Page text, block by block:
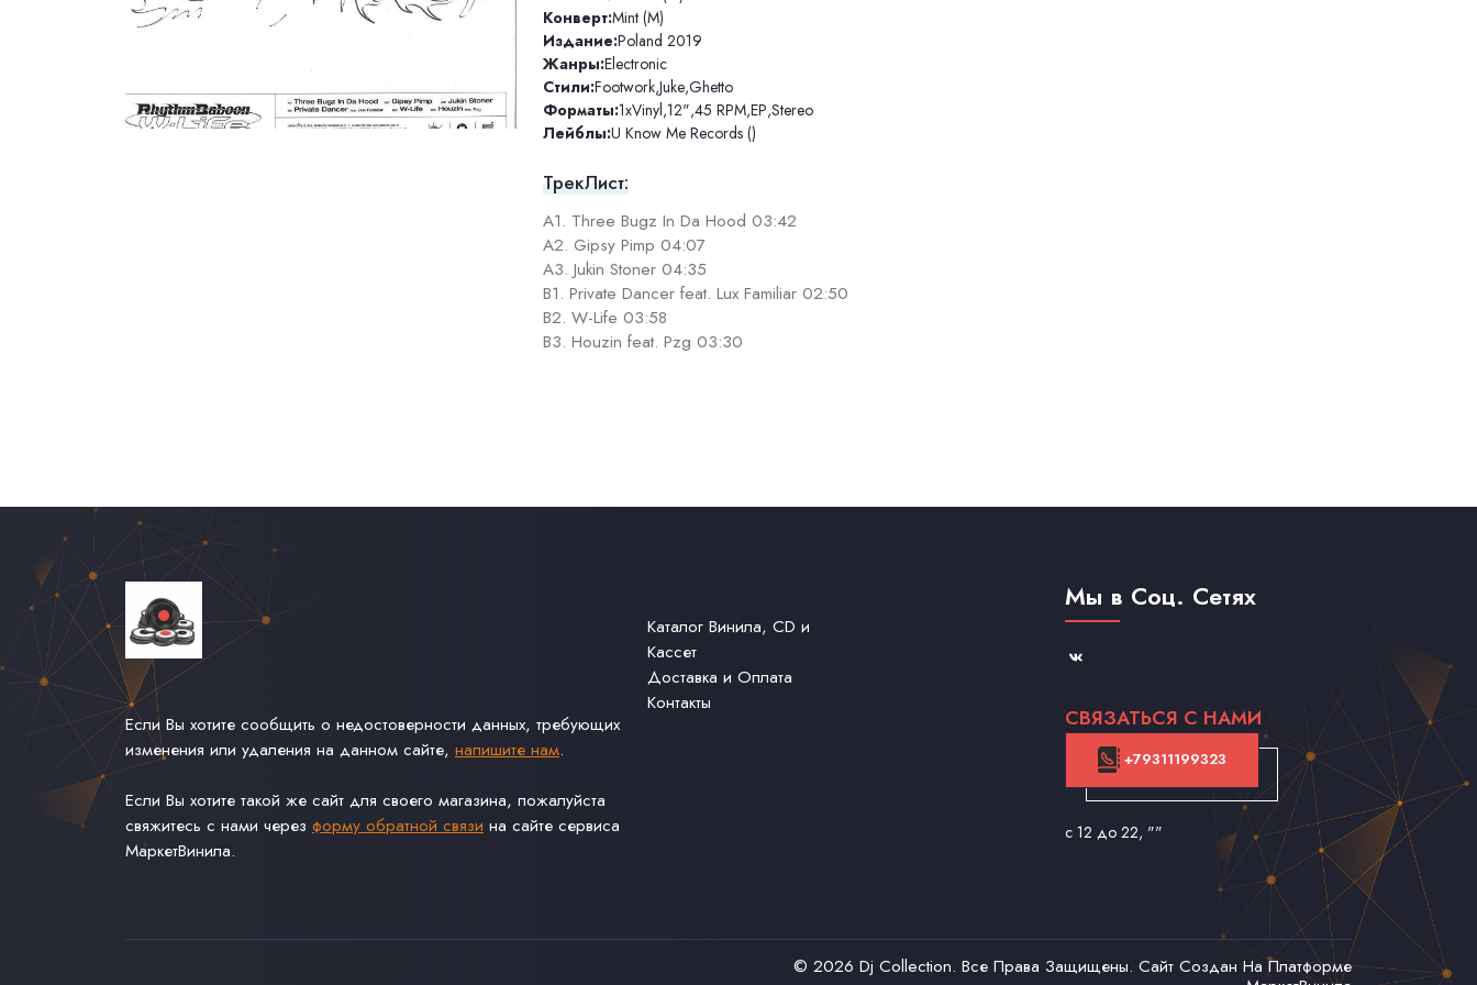
Конверт:Mint (M)
Издание:Poland 2019
Жанры:Electronic
Стили:Footwork,Juke,Ghetto
Форматы:1xVinyl,12",45 RPM,EP,Stereo
Лейблы:U Know Me Records ()
ТрекЛист:
A1. Three Bugz In Da Hood 03:42
A2. Gipsy Pimp 04:07
A3. Jukin Stoner 04:35
B1. Private Dancer feat. Lux Familiar 02:50
B2. W-Life 03:58
B3. Houzin feat. Pzg 03:30
Если Вы хотите сообщить о недостоверности данных, требующих
изменения или удаления на данном сайте, напишите нам.
Если Вы хотите такой же сайт для своего магазина, пожалуйста
свяжитесь с нами через форму обратной связи на сайте сервиса
МаркетВинила.
Каталог Винила, CD и
Кассет
Доставка и Оплата
Контакты
Мы в Соц. Сетях
СВЯЗАТЬСЯ С НАМИ
+79311199323
с 12 до 22, ""
© 2026 Dj Collection. Все Права Защищены. Сайт Создан На Платформе